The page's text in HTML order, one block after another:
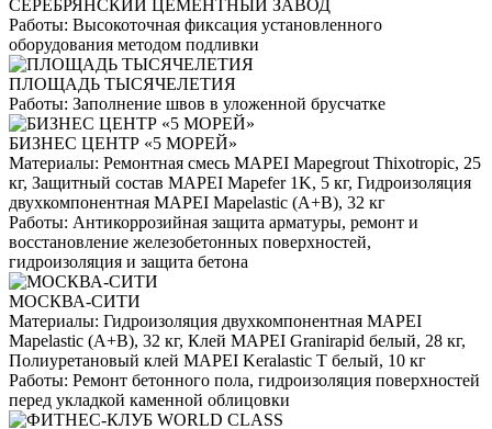
СЕРЕБРЯНСКИЙ ЦЕМЕНТНЫЙ ЗАВОД
Работы: Высокоточная фиксация установленного
оборудования методом подливки
ПЛОЩАДЬ ТЫСЯЧЕЛЕТИЯ
Работы: Заполнение швов в уложенной брусчатке
БИЗНЕС ЦЕНТР «5 МОРЕЙ»
Материалы: Ремонтная смесь MAPEI Mapegrout Thixotropic, 25
кг, Защитный состав MAPEI Mapefer 1K, 5 кг, Гидроизоляция
двухкомпонентная MAPEI Mapelastic (А+B), 32 кг
Работы: Антикоррозийная защита арматуры, ремонт и
восстановление железобетонных поверхностей,
гидроизоляция и защита бетона
МОСКВА-СИТИ
Материалы: Гидроизоляция двухкомпонентная MAPEI
Mapelastic (А+B), 32 кг, Клей MAPEI Granirapid белый, 28 кг,
Полиуретановый клей MAPEI Keralastic T белый, 10 кг
Работы: Ремонт бетонного пола, гидроизоляция поверхностей
перед укладкой каменной облицовки